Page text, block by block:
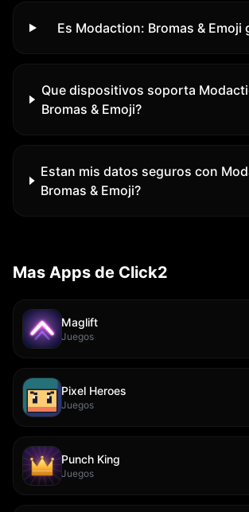
Es Modaction: Bromas & Emoji
Que dispositivos soporta
Bromas & Emoji?
Estan mis datos seguros con
Bromas & Emoji?
Mas Apps de Click2
Maglift
Juegos
Pixel Heroes
Juegos
Punch King
Juegos